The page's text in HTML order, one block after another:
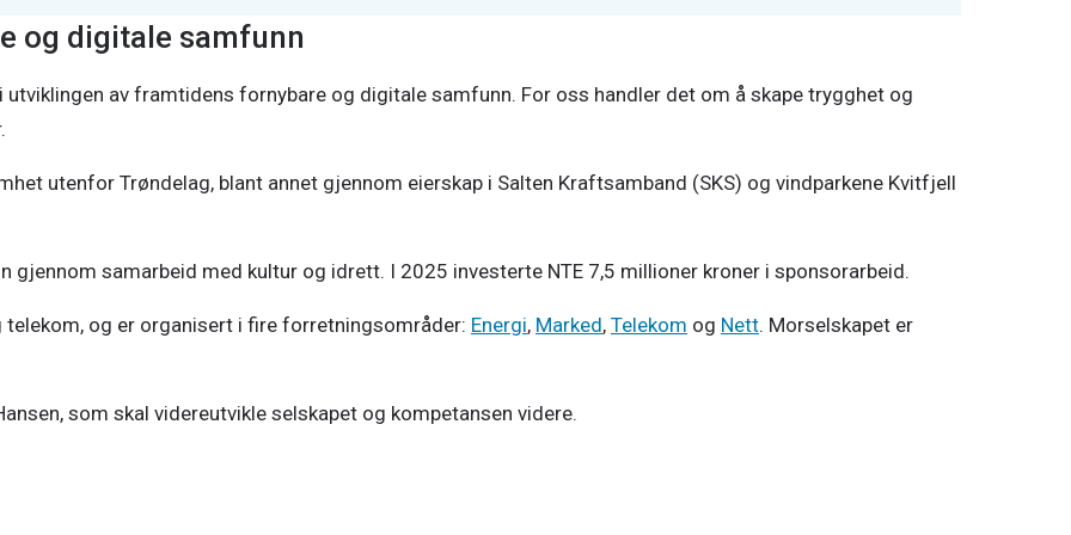
og digitale samfunn
av framtidens fornybare og digitale samfunn. For oss handler det om å skape trygghet og
utenfor Trøndelag, blant annet gjennom eierskap i Salten Kraftsamband (SKS) og vindparkene Kvitfjell
gjennom samarbeid med kultur og idrett. I 2025 investerte NTE 7,5 millioner kroner i sponsorarbeid.
telekom, og er organisert i fire forretningsområder: Energi, Marked, Telekom og Nett. Morselskapet er
som skal videreutvikle selskapet og kompetansen videre.